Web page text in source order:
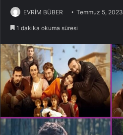
EVRİM BÜBER Temmuz 5, 2023
1 dakika okuma süresi